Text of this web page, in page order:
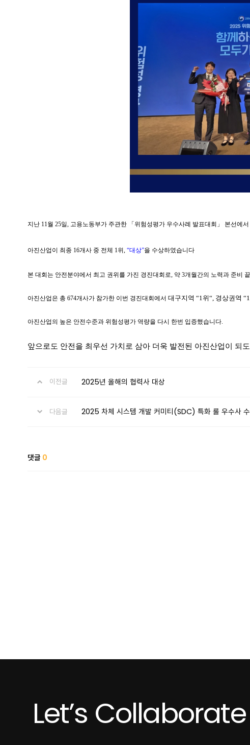
지난 11월 25일, 고용노동부가 주관한 「위험성평가 우수사례 발표대회」 본선에서
아진산업이 최종 16개사 중 전체 1위,“대상”을 수상하였습니다
본 대회는 안전분야에서 최고 권위를 가진 경진대회로, 약 3개월간의 노력과 준비
아진산업은 총 674개사가 참가한 이번 경진대회에서대구지역 “1위“, 경상권역
아진산업의 높은 안전수준과 위험성평가 역량을 다시 한번 입증했습니다.
앞으로도 안전을 최우선 가치로 삼아 더욱 발전된 아진산업이 되
이전글 2025년 올해의 협력사 대상
다음글 2025 차체 시스템 개발 커미티(SDC) 특화 룰 우수사
댓글 0
Let’s Collaborate